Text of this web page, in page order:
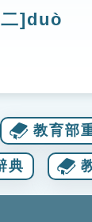
]duò
教育部
典